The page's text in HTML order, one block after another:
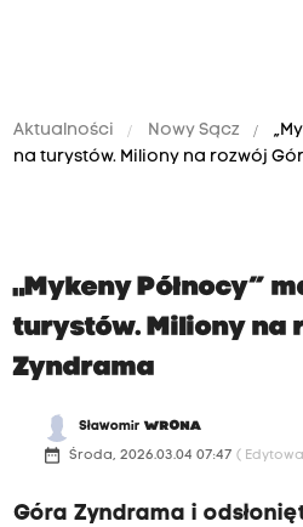
Aktualności Nowy Sącz
na turystów. Miliony na rozwój
„Mykeny Północy”
turystów. Miliony na
Zyndrama
SławomirWRONA
date_range Środa, 2026.03.04 07:47 (
Góra Zyndrama i